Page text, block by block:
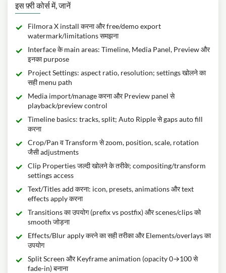
इस फ़्री कोर्स में, जानें
Filmora X install करना और free/demo export
watermark/limitations समझना
Interface के main areas: Timeline, Media Panel, Preview और
इनका purpose
Project Settings: aspect ratio, resolution; settings खोलने का
सही menu path
Media import/manage करना और Preview panel से
playback/preview control
Timeline basics: tracks, split; Auto Ripple से gaps auto fill
करना
Crop/Pan व Transform से zoom, position, scale, rotation
जैसी adjustments
Clip Properties जल्दी खोलने के तरीके; compositing/transform
settings access
Text/Titles add करना: icon, presets, animations और text
effects apply करना
Transitions का उपयोग (prefix vs postfix) और scenes/clips को
smooth जोड़ना
Effects/Blur apply करने का सही तरीका और Elements/overlays का
उपयोग
Split Screen और Keyframe animation (opacity 0→100 से
fade-in) बनाना